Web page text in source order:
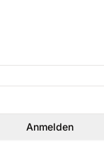
Anmelden